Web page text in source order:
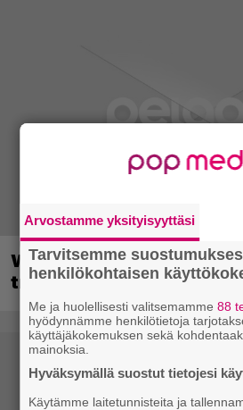
Wreckfest 2 sai
trailerin
Arvostamme yksityisyyttäsi
Tarvitsemme
henkilökohtaisen
Me ja huolellisesti valitsemamme88
hyödynnämme henkilötietoja
käyttäjäkokemuksen sekä
mainoksia.
Hyväksymällä suostut tietojesi
Käytämme laitetunnisteita ja